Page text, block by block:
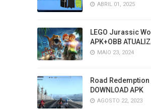
ABRIL 01, 2025
LEGO Jurassic
APK+OBB
MAIO 23, 2024
Road
DOWNLOAD APK
AGOSTO 22, 2023